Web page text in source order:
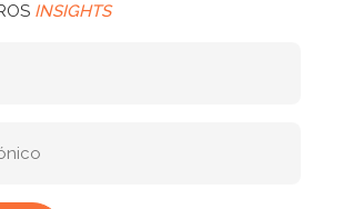
INSIGHTS